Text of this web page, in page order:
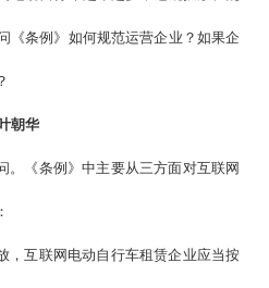
《条例》如何规范运营企业？如果企
朝华
。《条例》中主要从三方面对互联网
，互联网电动自行车租赁企业应当按